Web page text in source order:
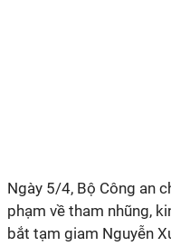
Ngày 5/4, Bộ Công an
phạm về tham nhũng,
bắt tạm giam Nguyễn